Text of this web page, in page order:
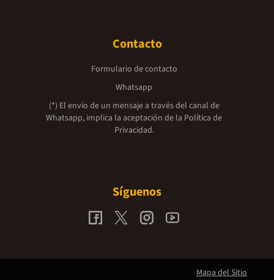
Contacto
Formulario de contacto
Whatsapp
(*) El envío de un mensaje a través del canal de
Whatsapp, implica la aceptación de la Política de
Privacidad.
Síguenos
Mapa del Sitio